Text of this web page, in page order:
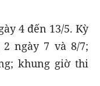
4 đến 13/5. Kỳ
ngày 7 và 8/7;
khung giờ thi